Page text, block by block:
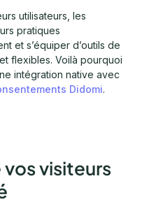
utilisateurs, les
pratiques
et s’équiper d’outils de
flexibles. Voilà pourquoi
intégration native avec
Didomi.
visiteurs